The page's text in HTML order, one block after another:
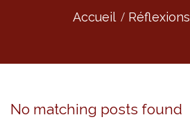
Accueil Réflexions
No matching posts found